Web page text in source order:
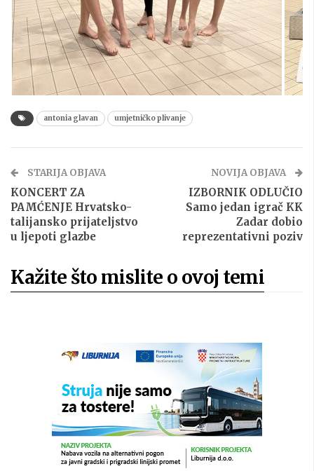
antonia glavan umjetničko plivanje
STARIJA OBJAVA
KONCERT ZA
PAMĆENJE Hrvatsko-
talijansko prijateljstvo
u ljepoti glazbe
NOVIJA OBJAVA
IZBORNIK ODLUČIO
Samo jedan igrač KK
Zadar dobio
reprezentativni poziv
Kažite što mislite o ovoj temi